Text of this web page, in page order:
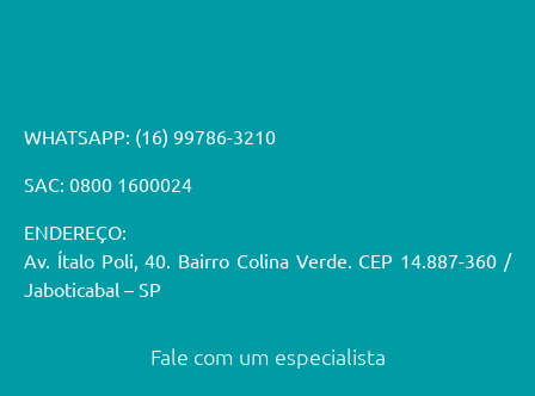
WHATSAPP: (16) 99786-3210
SAC: 0800 1600024
ENDEREÇO:
Av. Ítalo Poli, 40. Bairro Colina Verde. CEP 14.887-360 /
Jaboticabal – SP
Fale com um especialista